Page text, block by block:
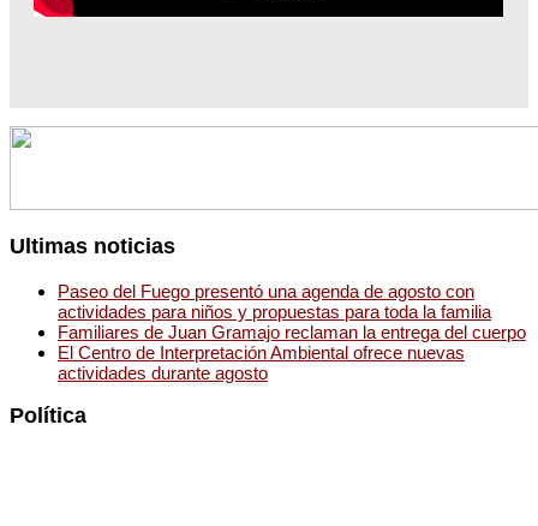
Ultimas noticias
Paseo del Fuego presentó una agenda de agosto con
actividades para niños y propuestas para toda la familia
Familiares de Juan Gramajo reclaman la entrega del cuerpo
El Centro de Interpretación Ambiental ofrece nuevas
actividades durante agosto
Política